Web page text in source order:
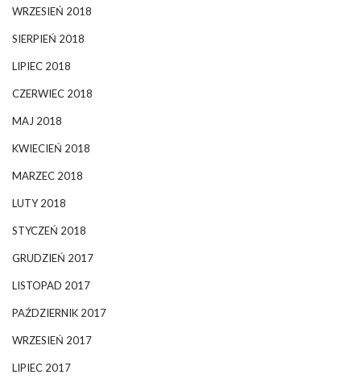
WRZESIEŃ 2018
SIERPIEŃ 2018
LIPIEC 2018
CZERWIEC 2018
MAJ 2018
KWIECIEŃ 2018
MARZEC 2018
LUTY 2018
STYCZEŃ 2018
GRUDZIEŃ 2017
LISTOPAD 2017
PAŹDZIERNIK 2017
WRZESIEŃ 2017
LIPIEC 2017